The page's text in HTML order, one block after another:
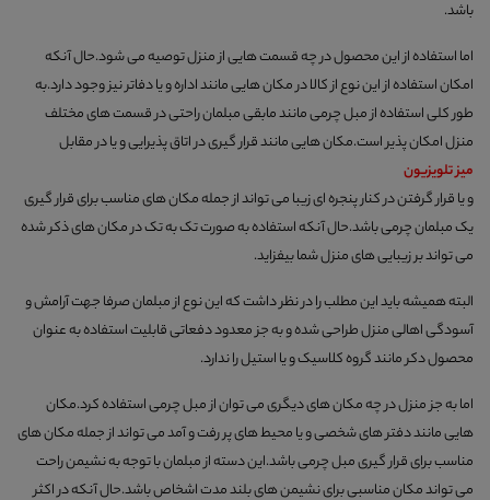
باشد.
اما استفاده از این محصول در چه قسمت هایی از منزل توصیه می شود.حال آنکه
امکان استفاده از این نوع از کالا در مکان هایی مانند اداره و یا دفاتر نیز وجود دارد.به
طور کلی استفاده از مبل چرمی مانند مابقی مبلمان راحتی در قسمت های مختلف
منزل امکان پذیر است.مکان هایی مانند قرار گیری در اتاق پذیرایی و یا در مقابل
میز تلویزیون
و یا قرار گرفتن در کنار پنجره ای زیبا می تواند از جمله مکان های مناسب برای قرار گیری
یک مبلمان چرمی باشد.حال آنکه استفاده به صورت تک به تک در مکان های ذکر شده
می تواند بر زیبایی های منزل شما بیفزاید.
البته همیشه باید این مطلب را در نظر داشت که این نوع از مبلمان صرفا جهت آرامش و
آسودگی اهالی منزل طراحی شده و به جز معدود دفعاتی قابلیت استفاده به عنوان
محصول دکر مانند گروه کلاسیک و یا استیل را ندارد.
اما به جز منزل در چه مکان های دیگری می توان از مبل چرمی استفاده کرد.مکان
هایی مانند دفتر های شخصی و یا محیط های پر رفت و آمد می تواند از جمله مکان های
مناسب برای قرار گیری مبل چرمی باشد.این دسته از مبلمان با توجه به نشیمن راحت
می تواند مکان مناسبی برای نشیمن های بلند مدت اشخاص باشد.حال آنکه در اکثر